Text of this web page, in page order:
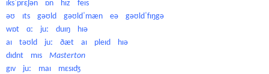
ɪksˈprɛʃən ɒn hɪz feɪs
əʊ ɪts gəʊld gəʊldˈmæn eə gəʊldˈfɪŋgə
wɒt ɑː juː duɪŋ hɪə
aɪ təʊld juː ðæt aɪ pleɪd hɪə
dɪdnt mɪs Masterton
gɪv juː maɪ mɛsɪʤ